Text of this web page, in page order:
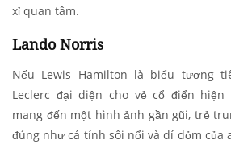
xỉ quan tâm.
Lando Norris
Nếu Lewis Hamilton là biểu tượng
Leclerc đại diện cho vẻ cổ điển hiện
mang đến một hình ảnh gần gũi, trẻ
đúng như cá tính sôi nổi và dí dỏm của